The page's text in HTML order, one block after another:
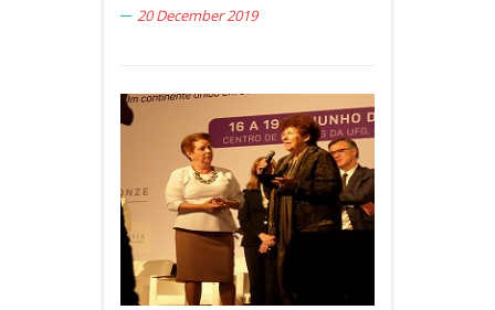
20 December 2019